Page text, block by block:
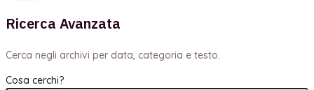
Ricerca Avanzata
Cerca negli archivi per data, categoria e testo.
Cosa cerchi?